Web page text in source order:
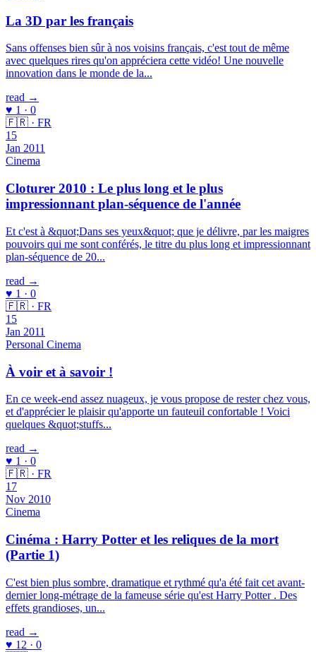
La 3D par les français
Sans offenses bien sûr à nos voisins français, c'est tout de même
avec quelques rires qu'on appréciera cette vidéo! Une nouvelle
innovation dans le monde de la...
read →
♥ 1 · 0
🇫🇷 · FR
15
Jan 2011
Cinema
Cloturer 2010 : Le plus long et le plus
impressionnant plan-séquence de l'année
Et c'est à &quot;Dans ses yeux&quot; que je délivre, par les maigres
pouvoirs qui me sont conférés, le titre du plus long et impressionnant
plan-séquence de 20...
read →
♥ 1 · 0
🇫🇷 · FR
15
Jan 2011
Personal Cinema
À voir et à savoir !
En ce week-end assez nuageux, je vous propose de rester chez vous,
et d'apprécier le plaisir qu'apporte un fauteuil confortable ! Voici
quelques &quot;stuffs...
read →
♥ 1 · 0
🇫🇷 · FR
17
Nov 2010
Cinema
Cinéma : Harry Potter et les reliques de la mort
(Partie 1)
C'est bien plus sombre, dramatique et rythmé qu'a été fait cet avant-
dernier long-métrage de la fameuse série qu'est Harry Potter . Des
effets grandioses, un...
read →
♥ 12 · 0